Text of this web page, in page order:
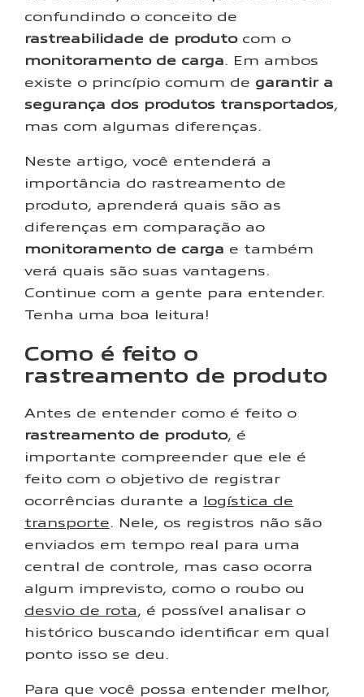
confundindo o conceito de
rastreabilidade de produtocom o
monitoramento de carga . Em ambos
existe o princípio comum de garantir a
segurança dos produtos transportados
mas com algumas diferenças.
Neste artigo, você entenderá a
importância do rastreamento de
produto, aprenderá quais são as
diferenças em comparação ao
monitoramento de carga e também
verá quais são suas vantagens.
Continue com a gente para entender.
Tenha uma boa leitura!
Como é feito o
rastreamento de produto
Antes de entender como é feito o
rastreamento de produto, é
importante compreender que ele é
feito com o objetivo de registrar
ocorrências durante a logística de
transporte . Nele, os registros não são
enviados em tempo real para uma
central de controle, mas caso ocorra
algum imprevisto, como o roubo ou
desvio de rota , é possível analisar o
histórico buscando identificar em qual
ponto isso se deu.
Para que você possa entender melhor,